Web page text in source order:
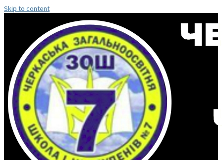
Skip to content